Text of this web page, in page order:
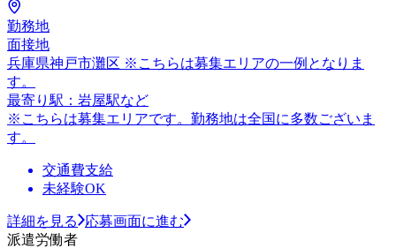
勤務地
面接地
兵庫県神戸市灘区 ※こちらは募集エリアの一例となりま
す。
最寄り駅：岩屋駅など
※こちらは募集エリアです。勤務地は全国に多数ございま
す。
交通費支給
未経験OK
詳細を見る
応募画面に進む
派遣労働者